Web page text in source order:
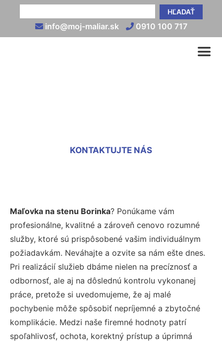
HĽADAŤ
info@moj-maliar.sk 0910 100 717
KONTAKTUJTE NÁS
Maľovka na stenu Borinka? Ponúkame vám
profesionálne, kvalitné a zároveň cenovo rozumné
služby, ktoré sú prispôsobené vašim individuálnym
požiadavkám. Neváhajte a ozvite sa nám ešte dnes.
Pri realizácií služieb dbáme nielen na precíznosť a
odbornosť, ale aj na dôslednú kontrolu vykonanej
práce, pretože si uvedomujeme, že aj malé
pochybenie môže spôsobiť nepríjemné a zbytočné
komplikácie. Medzi naše firemné hodnoty patrí
spoľahlivosť, ochota, korektný prístup a úprimná